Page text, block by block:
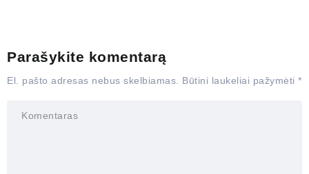
Parašykite komentarą
El. pašto adresas nebus skelbiamas. Būtini laukeliai pažymėti *